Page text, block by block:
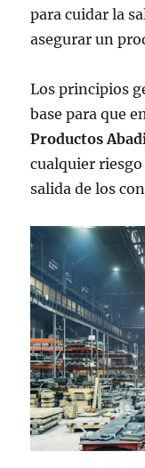
para cuidar la
asegurar un
Los principios
base para que
Productos
cualquier
salida de los